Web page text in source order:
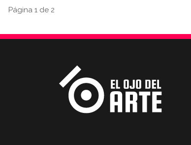
Página 1 de 2